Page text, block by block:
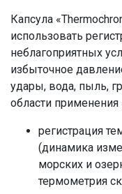
Капсула
использовать
неблагоприятных
избыточное
удары, вода, пыль,
области
регистрация
(динамика
морских и
термометрия